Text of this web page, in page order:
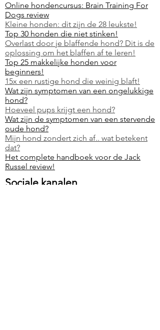
Online hondencursus: Brain Training For
Dogs review
Kleine honden: dit zijn de 28 leukste!
Top 30 honden die niet stinken!
Overlast door je blaffende hond? Dit is de
oplossing om het blaffen af te leren!
Top 25 makkelijke honden voor
beginners!
15x een rustige hond die weinig blaft!
Wat zijn symptomen van een ongelukkige
hond?
Hoeveel pups krijgt een hond?
Wat zijn de symptomen van een stervende
oude hond?
Mijn hond zondert zich af.. wat betekent
dat?
Het complete handboek voor de Jack
Russel review!
Sociale kanalen